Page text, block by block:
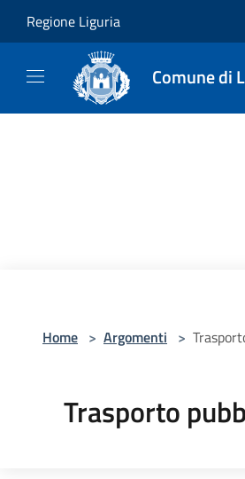
Regione Liguria
Comune di
Home > Argomenti >
Trasporto